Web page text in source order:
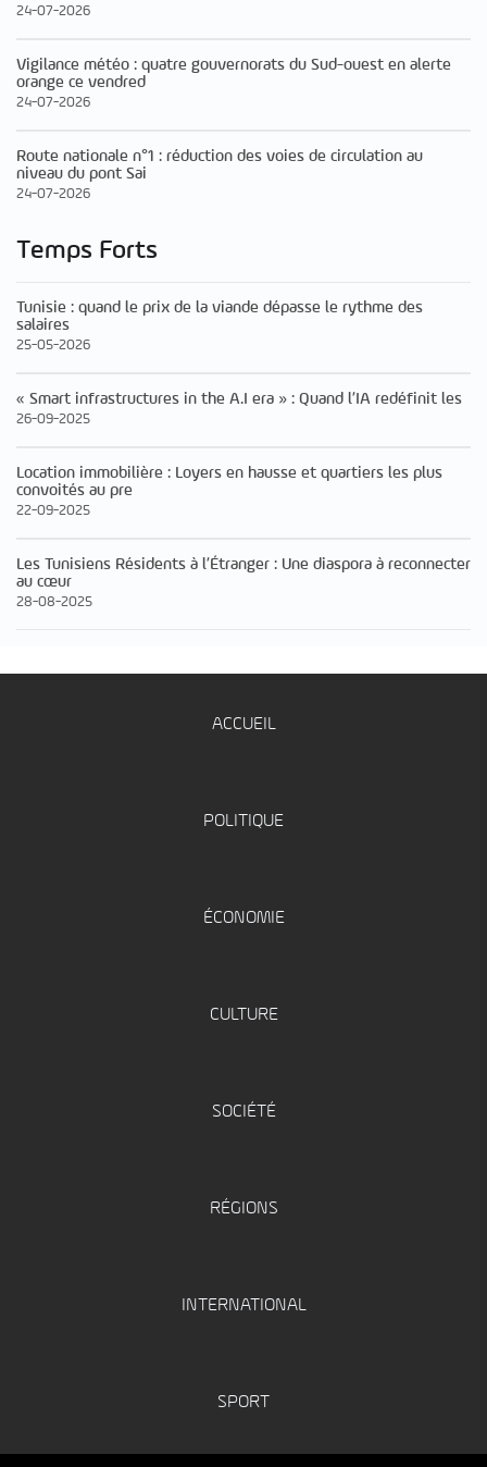
24-07-2026
Vigilance météo : quatre gouvernorats du Sud-ouest en alerte
orange ce vendred
24-07-2026
Route nationale n°1 : réduction des voies de circulation au
niveau du pont Sai
24-07-2026
Temps Forts
Tunisie : quand le prix de la viande dépasse le rythme des
salaires
25-05-2026
« Smart infrastructures in the A.I era » : Quand l’IA redéfinit les
26-09-2025
Location immobilière : Loyers en hausse et quartiers les plus
convoités au pre
22-09-2025
Les Tunisiens Résidents à l’Étranger : Une diaspora à reconnecter
au cœur
28-08-2025
ACCUEIL
POLITIQUE
ÉCONOMIE
CULTURE
SOCIÉTÉ
RÉGIONS
INTERNATIONAL
SPORT